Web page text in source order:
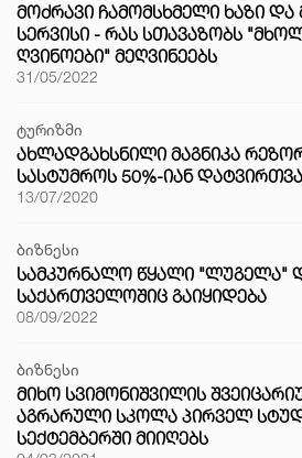
ᲛᲝᲫᲠᲐᲕᲘ ᲩᲐᲛᲝᲛᲡᲮᲛᲔᲚᲘ ᲮᲐᲖᲘ
ᲡᲔᲠᲕᲘᲡᲘ - ᲠᲐᲡ ᲡᲗᲐᲕᲐᲖᲝᲑᲡ
ᲦᲕᲘᲜᲝᲔᲑᲘ" ᲛᲔᲦᲕᲘᲜᲔᲔᲑᲡ
31/05/2022
ტურიზმი
ᲐᲮᲚᲐᲓᲒᲐᲮᲡᲜᲘᲚᲘ ᲛᲐᲒᲜᲘᲙᲐ
ᲡᲐᲡᲢᲣᲛᲠᲝᲡ 50%-ᲘᲐᲜ
13/07/2020
ბიზნესი
ᲡᲐᲛᲙᲣᲠᲜᲐᲚᲝ ᲬᲧᲐᲚᲘ "ᲚᲣᲒᲔᲚᲐ"
ᲡᲐᲥᲐᲠᲗᲕᲔᲚᲝᲨᲘᲪ ᲒᲐᲘᲧᲘᲓᲔᲑᲐ
08/09/2022
ბიზნესი
ᲛᲘᲮᲝ ᲡᲕᲘᲛᲝᲜᲘᲨᲕᲘᲚᲘᲡ
ᲐᲒᲠᲐᲠᲣᲚᲘ ᲡᲙᲝᲚᲐ ᲞᲘᲠᲕᲔᲚ
ᲡᲔᲥᲢᲔᲛᲑᲔᲠᲨᲘ ᲛᲘᲘᲦᲔᲑᲡ